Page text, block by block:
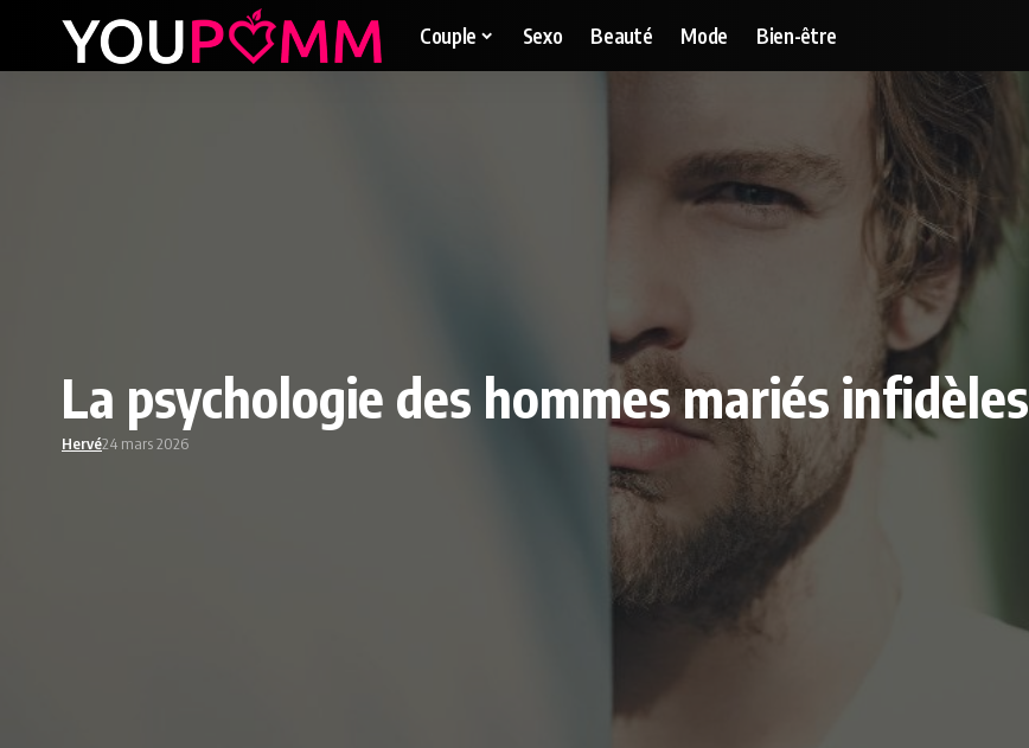
Couple Sexo Beauté Mode Bien-être
La psychologie des hommes mariés infidèles
Hervé24 mars 2026